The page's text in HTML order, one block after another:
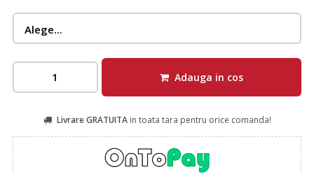
Adauga in cos
Livrare GRATUITAin toata tara pentru orice comanda!